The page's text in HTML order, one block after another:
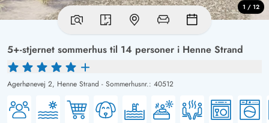
5+-stjernet sommerhus til 14 personer i Henne Strand
Agerhønevej 2, Henne Strand - Sommerhusnr.: 40512
1 / 12